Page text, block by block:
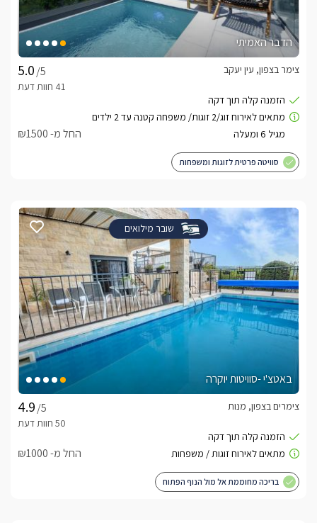
הדבר האמיתי
/5
צימר בצפון, עין יעקב
החל מ- ₪1500
סוויטה פרטית לזוגות ומשפחות
שובר מילואים
באטצ'י -סוויטות יוקרה
/5
צימרים בצפון, מנות
החל מ- ₪1000
בריכה מחוממת אל מול הנוף הפתוח